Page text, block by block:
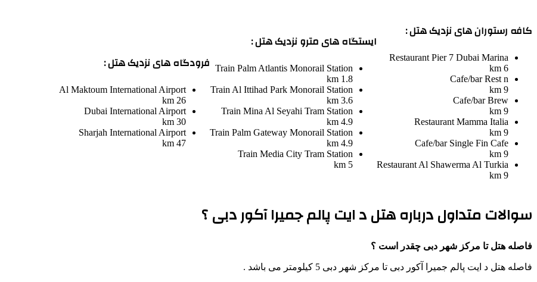
کافه رستوران های نزدیک هتل :
Restaurant Pier 7 Dubai Marina
6 km
Cafe/barRest n
9 km
Cafe/barBrew
9 km
Restaurant Mamma Italia
9 km
Cafe/bar Single Fin Cafe
9 km
Restaurant Al Shawerma Al Turkia
9 km
ایستگاه های مترو نزدیک هتل :
Train Palm Atlantis Monorail Station
1.8 km
Train Al Ittihad Park Monorail Station
3.6 km
Train Mina Al Seyahi Tram Station
4.9 km
Train Palm Gateway Monorail Station
4.9 km
Train Media City Tram Station
5 km
فرودگاه های نزدیک هتل :
Al Maktoum International Airport
26 km
Dubai International Airport
30 km
Sharjah International Airport
47 km
سوالات متداول درباره هتل د ایت پالم جمیرا آکور دبی ؟
فاصله هتل تا مرکز شهر دبی چقدر است ؟
فاصله هتل د ایت پالم جمیرا آکور دبی تا مرکز شهر دبی 5 کیلومتر می باشد .